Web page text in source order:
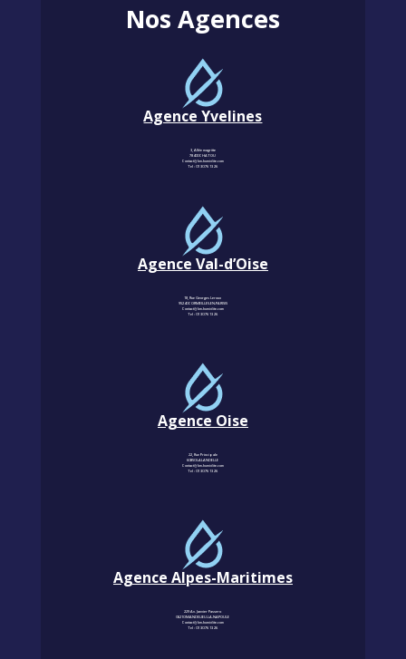
Nos Agences
Agence Yvelines
3, Allée magritte
78400 CHATOU
Contact@km-humidite.com
Tel :01 30 76 13 26
Agence Val-d’Oise
18, Rue Georges Leroux
95240 CORMEILLES-EN-PARISIS
Contact@km-humidite.com
Tel :01 30 76 13 26
Agence Oise
22, Rue Principale
60850 LALANDELLE
Contact@km-humidite.com
Tel :01 30 76 13 26
Agence Alpes-Maritimes
229 Av. Janvier Passero
06210 MANDELIEU-LA-NAPOULE
Contact@km-humidite.com
Tel :01 30 76 13 26